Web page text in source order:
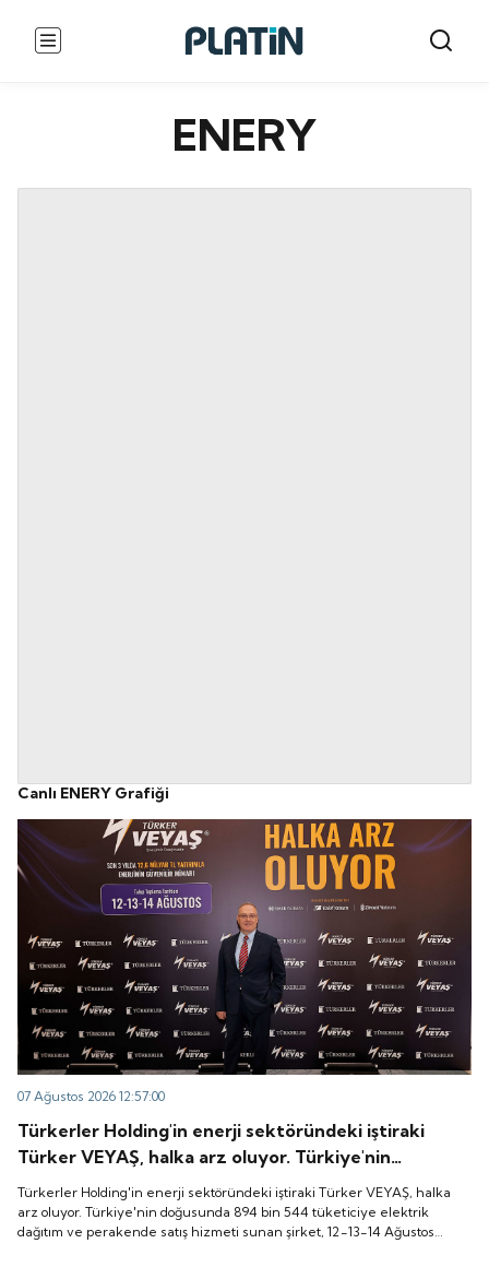
ENERY
Canlı ENERY Grafiği
07 Ağustos 2026 12:57:00
Türkerler Holding'in enerji sektöründeki iştiraki
Türker VEYAŞ, halka arz oluyor. Türkiye'nin
doğusunda 894 bin 544 tüketiciye elektrik dağıtım
ve perakende satış hizmeti sunan şirket, 12-13-14
Ağustos tarihleri arasında pay başına 136 TL fiyatla
Türkerler Holding'in enerji sektöründeki iştiraki Türker VEYAŞ, halka
arz oluyor. Türkiye'nin doğusunda 894 bin 544 tüketiciye elektrik
dağıtım ve perakende satış hizmeti sunan şirket, 12-13-14 Ağustos